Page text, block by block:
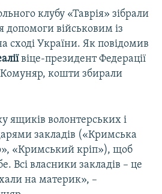
клубу «Таврія» зібрали
допомоги військовим із
сході України. Як повідомив
віце-президент Федерації
кошти збирали
ящиків волонтерських і
закладів («Кримська
«Кримський кріп»), щоб
Всі власники закладів – це
на материк», –